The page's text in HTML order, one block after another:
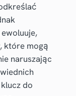
które mogą
naruszając
do